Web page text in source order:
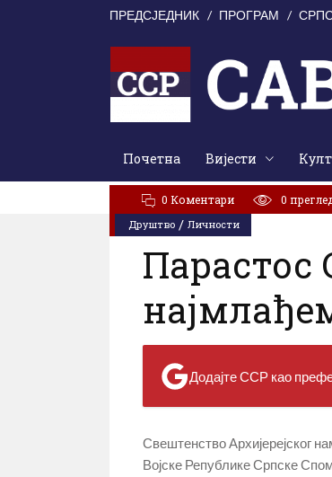
ПРЕДСЈЕДНИК ПРОГРАМ
Почетна Вијести
АКТУЕЛНО:
У Цркви Светог Марка
Друштво / Личности
0 Коментари 0
Парастос
Додајте ССР као
Свештенство Архијерејског
Војске Републике Српске